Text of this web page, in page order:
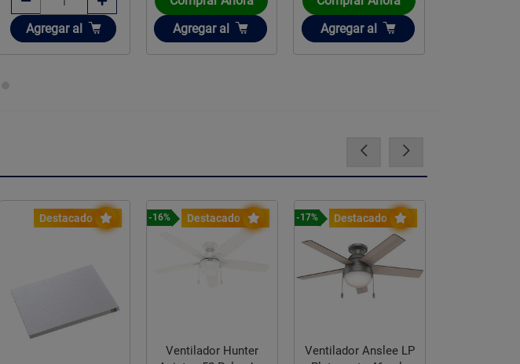
Añadir
Agregar al
Añadir
Agregar al
Añadir
Agregar al
Destacado Destacado
-16%
Ventilador Hunter
Destacado
-17%
Ventilador Anslee LP